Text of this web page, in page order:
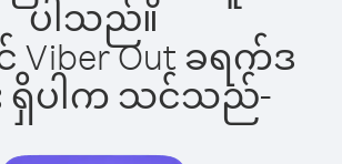
ပါသည်။
Out ခရက်ဒ
း ရှိပါက သင်သည်-